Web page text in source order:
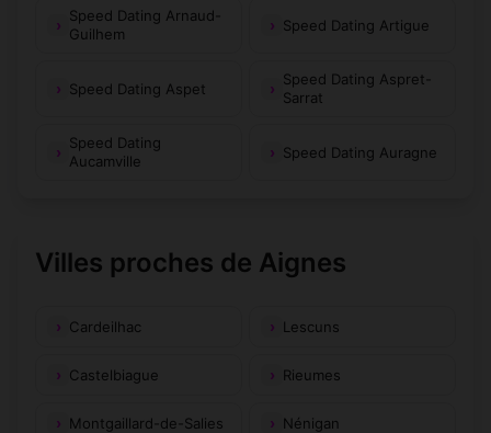
Speed Dating Arnaud-
Guilhem
Speed Dating Artigue
Speed Dating Aspet
Speed Dating Aspret-
Sarrat
Speed Dating
Aucamville
Speed Dating Auragne
Villes proches de Aignes
Cardeilhac Lescuns
Castelbiague Rieumes
Montgaillard-de-Salies Nénigan